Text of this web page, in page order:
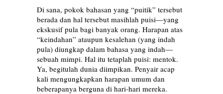
Di sana, pokok bahasan yang “puitik” tersebut
berada dan hal tersebut masihlah puisi—yang
ekskusif pula bagi banyak orang. Harapan atas
“keindahan” ataupun kesalehan (yang indah
pula) diungkap dalam bahasa yang indah—
sebuah mimpi. Hal itu tetaplah puisi: mentok.
Ya, begitulah dunia diimpikan. Penyair acap
kali mengungkapkan harapan umum dan
beberapanya berguna di hari-hari mereka.